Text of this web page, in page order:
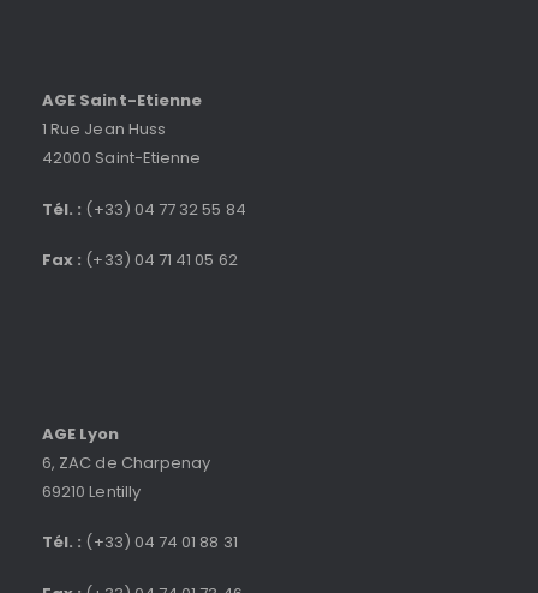
AGE Saint-Etienne
1 Rue Jean Huss
42000 Saint-Etienne
Tél. : (+33) 04 77 32 55 84
Fax : (+33) 04 71 41 05 62
AGE Lyon
6, ZAC de Charpenay
69210 Lentilly
Tél. : (+33) 04 74 01 88 31